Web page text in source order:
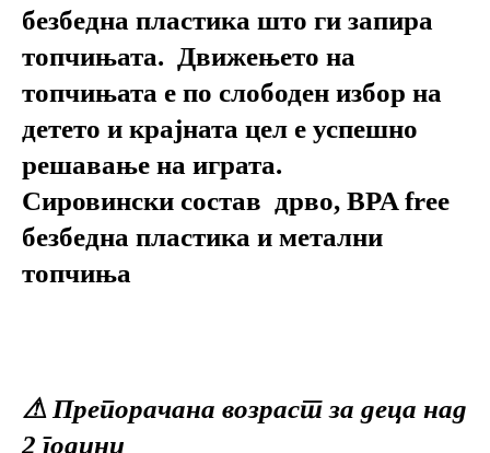
безбедна пластика што ги запира
топчињата. Движењето на
топчињата е по слободен избор на
детето и крајната цел е успешно
решавање на играта.
Сировински состав дрво, BPA free
безбедна пластика и метални
топчиња
⚠ Препорачана возраст за деца над
2 години